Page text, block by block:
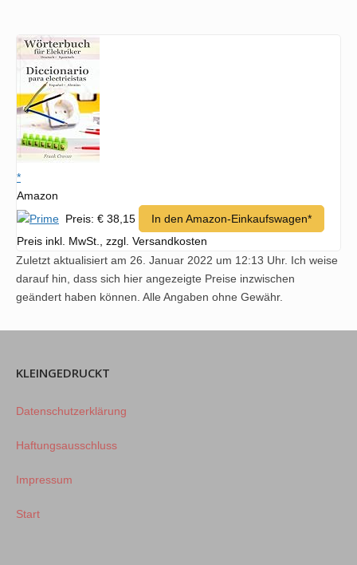
*
Amazon
Preis: € 38,15
In den Amazon-Einkaufswagen*
Preis inkl. MwSt., zzgl. Versandkosten
Zuletzt aktualisiert am 26. Januar 2022 um 12:13 Uhr. Ich weise
darauf hin, dass sich hier angezeigte Preise inzwischen
geändert haben können. Alle Angaben ohne Gewähr.
KLEINGEDRUCKT
Datenschutzerklärung
Haftungsausschluss
Impressum
Start